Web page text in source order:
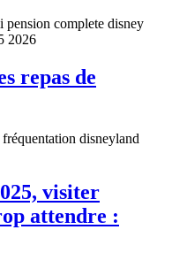
repas de
visiter
attendre :